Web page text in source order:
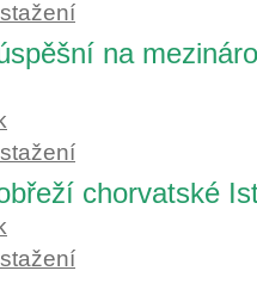
na
chorvatské